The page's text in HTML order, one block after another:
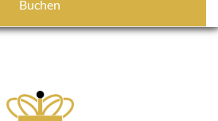
Buchen